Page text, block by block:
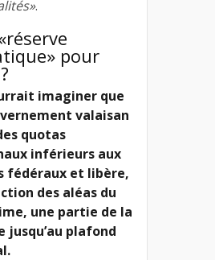
.
pour
imaginer que
valaisan
quotas
inférieurs aux
fédéraux et libère,
des aléas du
une partie de la
jusqu’au plafond